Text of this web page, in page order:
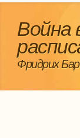
Война
Фридрих